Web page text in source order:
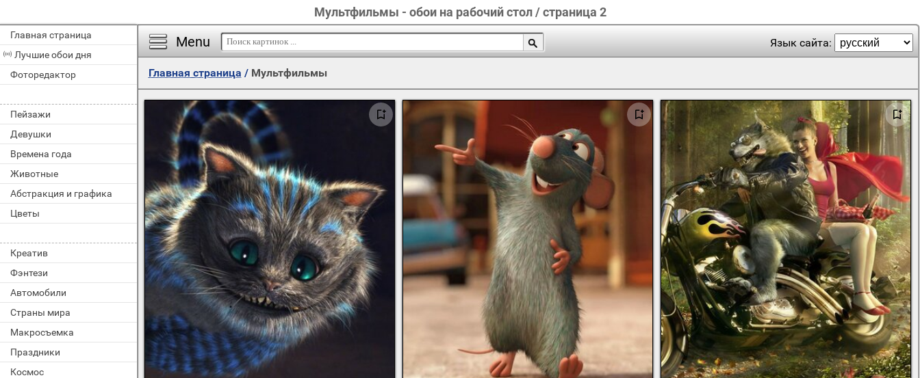
Мультфильмы - обои на рабочий стол / страница 2
Главная страница
Лучшие обои дня
Фоторедактор
Пейзажи
Девушки
Времена года
Животные
Абстракция и графика
Цветы
Креатив
Фэнтези
Автомобили
Страны мира
Макросъемка
Праздники
Космос
Menu Язык сайта:
Главная страница / Мультфильмы